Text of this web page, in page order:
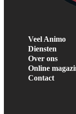
Veel Animo
Diensten
Over ons
Online
Contact